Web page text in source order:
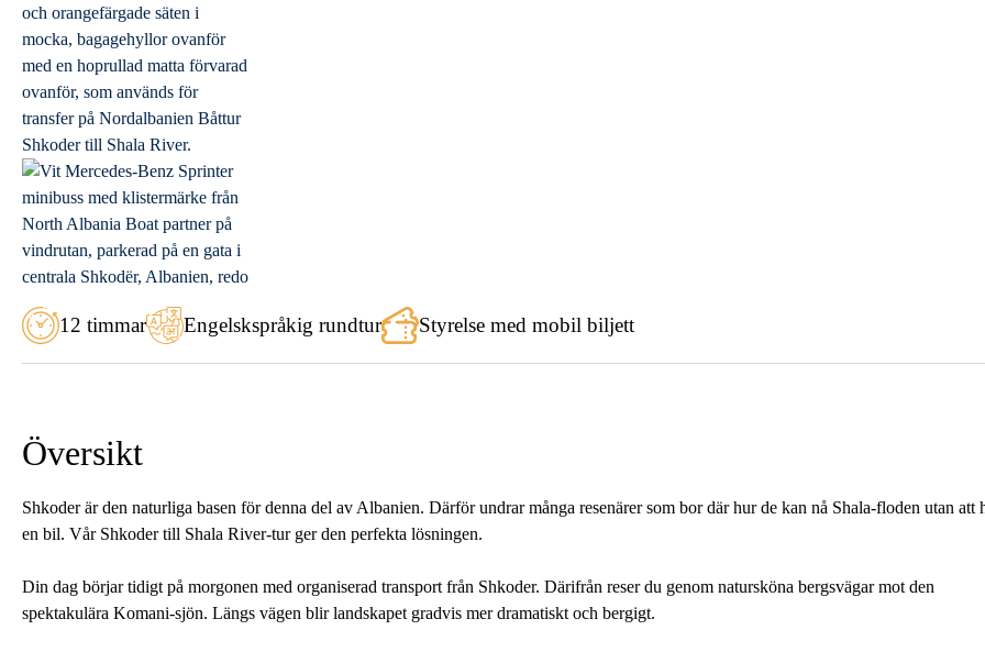
12 timmar Engelskspråkig rundtur Styrelse med mobil biljett
Översikt
Shkoder är den naturliga basen för denna del av Albanien. Därför undrar många resenärer som bor där hur de kan nå Shala-floden utan att
en bil. Vår Shkoder till Shala River-tur ger den perfekta lösningen.
Din dag börjar tidigt på morgonen med organiserad transport från Shkoder. Därifrån reser du genom natursköna bergsvägar mot den
spektakulära Komani-sjön. Längs vägen blir landskapet gradvis mer dramatiskt och bergigt.